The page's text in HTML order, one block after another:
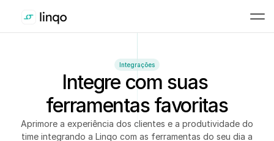
Integrações
Integre com suas
ferramentas favoritas
Aprimore a experiência dos clientes e a produtividade do
time integrando a Linqo com as ferramentas do seu dia a